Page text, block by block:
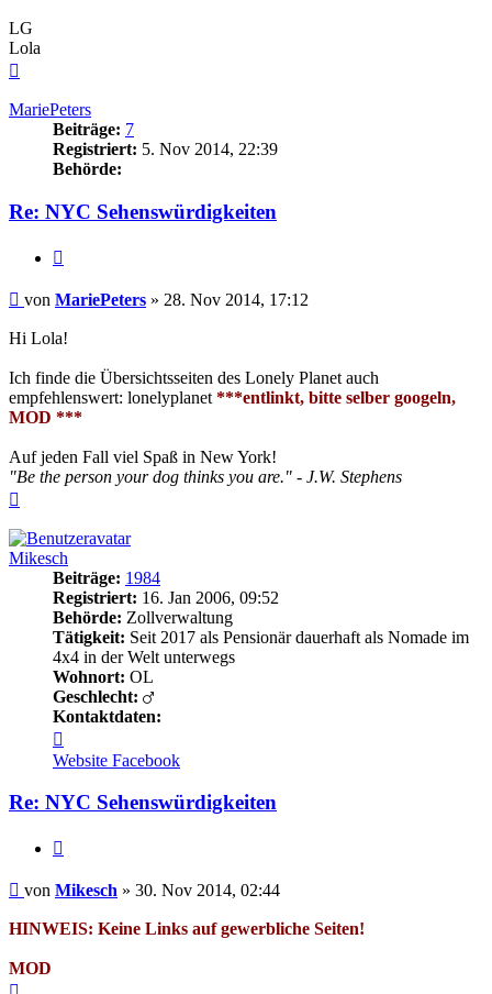
LG
Lola
MariePeters
Beiträge: 7
Registriert: 5. Nov 2014, 22:39
Behörde:
Re: NYC Sehenswürdigkeiten
Beitrag
von MariePeters » 28. Nov 2014, 17:12
Hi Lola!
Ich finde die Übersichtsseiten des Lonely Planet auch
empfehlenswert: lonelyplanet ***entlinkt, bitte selber googeln,
MOD ***
Auf jeden Fall viel Spaß in New York!
"Be the person your dog thinks you are." - J.W. Stephens
Mikesch
Beiträge: 1984
Registriert: 16. Jan 2006, 09:52
Behörde: Zollverwaltung
Tätigkeit: Seit 2017 als Pensionär dauerhaft als Nomade im
4x4 in der Welt unterwegs
Wohnort: OL
Geschlecht:
Kontaktdaten:
von
Mikesch
Website Facebook
Re: NYC Sehenswürdigkeiten
Beitrag
von Mikesch » 30. Nov 2014, 02:44
HINWEIS: Keine Links auf gewerbliche Seiten!
MOD